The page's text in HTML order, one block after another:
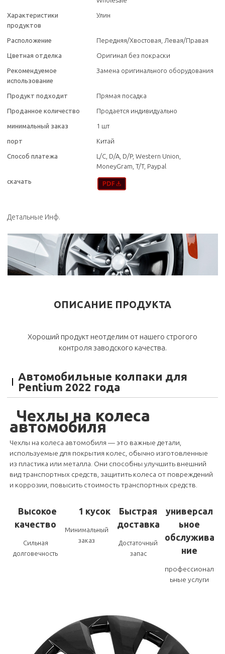
Характеристики
продуктов
Улин
Расположение Передняя/Хвостовая, Левая/Правая
Цветная отделка Оригинал без покраски
Рекомендуемое
использование
Замена оригинального оборудования
Продукт подходит Прямая посадка
Проданное количество Продается индивидуально
минимальный заказ 1 шт
порт Китай
Способ платежа
L/C, D/A, D/P, Western Union,
MoneyGram, T/T, Paypal
скачать
Детальные Инф.
ОПИСАНИЕ ПРОДУКТА
Хороший продукт неотделим от нашего строгого
контроля заводского качества.
Автомобильные колпаки для
Pentium 2022 года
Чехлы на колеса
автомобиля
Чехлы на колеса автомобиля — это важные детали,
используемые для покрытия колес, обычно изготовленные
из пластика или металла. Они способны улучшить внешний
вид транспортных средств, защитить колеса от повреждений
и коррозии, повысить стоимость транспортных средств.
Высокое
качество
Сильная
долговечность
1 кусок
Минимальный
заказ
Быстрая
доставка
Достаточный
запас
универсал
ьное
обслужива
ние
профессионал
ьные услуги